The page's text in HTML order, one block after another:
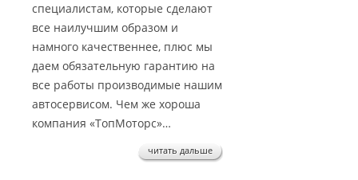
специалистам, которые сделают
все наилучшим образом и
намного качественнее, плюс мы
даем обязательную гарантию на
все работы производимые нашим
автосервисом. Чем же хороша
компания «ТопМоторс»…
читать дальше